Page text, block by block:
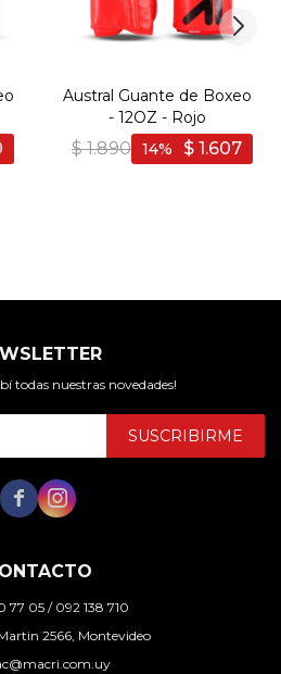
Austral Guante de Boxeo
- 12OZ - Rojo
$ 1.890 $ 1.607
14
77 05 / 092 138 710
2566, Montevideo
todas nuestras novedades!
SUSCRIBIRME
 